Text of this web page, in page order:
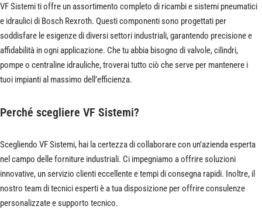
VF Sistemi ti offre un assortimento completo di ricambi e sistemi pneumatici
e idraulici di Bosch Rexroth. Questi componenti sono progettati per
soddisfare le esigenze di diversi settori industriali, garantendo precisione e
affidabilità in ogni applicazione. Che tu abbia bisogno di valvole, cilindri,
pompe o centraline idrauliche, troverai tutto ciò che serve per mantenere i
tuoi impianti al massimo dell’efficienza.
Perché scegliere VF Sistemi?
Scegliendo VF Sistemi, hai la certezza di collaborare con un’azienda esperta
nel campo delle forniture industriali. Ci impegniamo a offrire soluzioni
innovative, un servizio clienti eccellente e tempi di consegna rapidi. Inoltre, il
nostro team di tecnici esperti è a tua disposizione per offrire consulenze
personalizzate e supporto tecnico.